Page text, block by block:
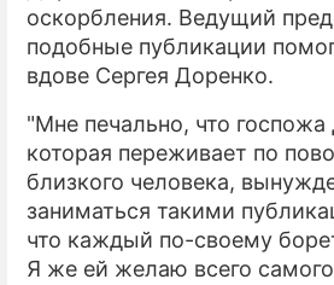
оскорбления. Ведущий
подобные публикации
вдове Сергея Доренко.
"Мне печально, что
которая переживает по
близкого человека,
заниматься такими
что каждый по-своему
Я же ей желаю всего